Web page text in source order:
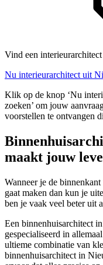
Vind een
Nu interieurarchitect uit
Klik op de knop ‘Nu
zoeken’ om jouw
voorstellen te ontvangen
maakt jouw
Wanneer je de
gaat maken dan kun je
ben je vaak veel beter uit
Een binnenhuisarchitect
gespecialiseerd in
ultieme combinatie van
binnenhuisarchitect in